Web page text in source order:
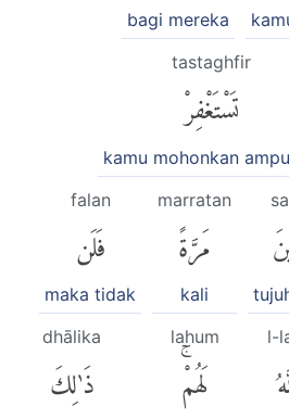
bagi mereka
tastaghfir
تَسْتَغْفِرْ
kamu mohonkan
marratan
مَرَّةً
kali
falan
فَلَن
maka tidak
l-
lahum
لَهُمْۚ
dhālika
ذَٰلِكَ